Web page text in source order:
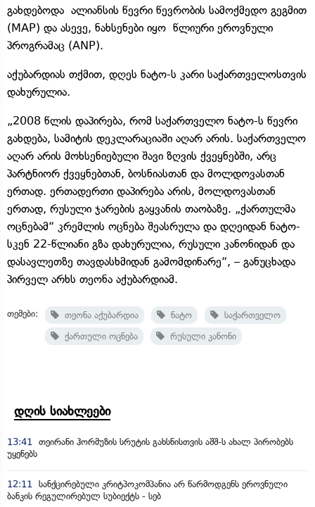
გახდებოდა ალიანსის წევრი წევრობის სამოქმედო გეგმით
(MAP) და ასევე, ნახსენები იყო წლიური ეროვნული
პროგრამაც (ANP).
აქუბარდიას თქმით, დღეს ნატო-ს კარი საქართველოსთვის
დახურულია.
„2008 წლის დაპირება, რომ საქართველო ნატო-ს წევრი
გახდება, სამიტის დეკლარაციაში აღარ არის. საქართველო
აღარ არის მოხსენიებული შავი ზღვის ქვეყნებში, არც
პარტნიორ ქვეყნებთან, ბოსნიასთან და მოლდოვასთან
ერთად. ერთადერთი დაპირება არის, მოლდოვასთან
ერთად, რუსული ჯარების გაყვანის თაობაზე. „ქართულმა
ოცნებამ“ კრემლის ოცნება შეასრულა და დღეიდან ნატო-
სკენ 22-წლიანი გზა დახურულია, რუსული კანონიდან და
დასავლეთზე თავდასხმიდან გამომდინარე“, – განუცხადა
პირველ არხს თეონა აქუბარდიამ.
თემები: თეონა აქუბარდია ნატო
საქართველო
ქართული ოცნება
რუსული კანონი
დღის სიახლეები
13:41
თეირანი ჰორმუზის სრუტის გახსნისთვის აშშ-ს ახალ პირობებს
უყენებს
12:11
სანქცირებული კრიტპოკომპანია არ წარმოდგენს ეროვნული
ბანკის რეგულირებულ სუბიექტს - სებ